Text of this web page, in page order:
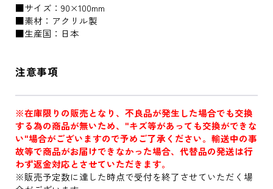
■サイズ：90×100mm
■素材：アクリル製
■生産国：日本
注意事項
※在庫限りの販売となり、不良品が発生した場合でも交換
する為の商品が無いため、"キズ等があっても交換ができな
い"場合がございますので予めご了承ください。輸送中の事
故等で商品がお届けできなかった場合、代替品の発送は行
わず返金対応とさせていただきます。
※販売予定数に達した時点で受付を終了させていただく場